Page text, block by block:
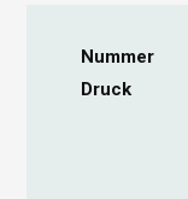
Nummer
Druck